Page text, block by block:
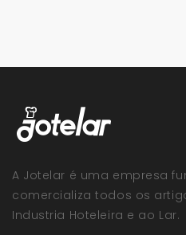
A Jotelar é uma empresa
comercializa todos os
Industria Hoteleira e ao Lar.